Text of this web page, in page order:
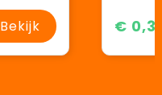
Bekijk €